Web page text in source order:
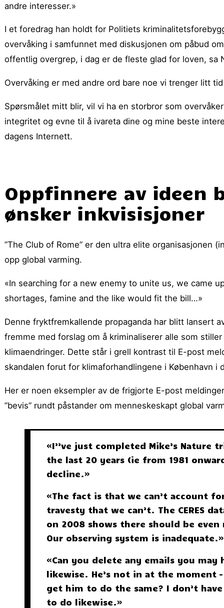
andre interesser.»
I et foredrag han holdt for Politiets
overvåking i samfunnet med diskusjonen om påbud
offentlig overgrep, i dag er de fleste glad for loven, sa
Overvåking er med andre ord bare noe vi trenger litt
Spørsmålet mitt blir, vil vi ha en storbror som
integritet og evne til å ivareta dine og mine beste
dagens Internett.
Oppfinnere av ideen
ønsker inkvisisjoner
”The Club of Rome” er den ultra elite organisasjonen
opp global varming.
«In searching for a new enemy to unite us, we came
shortages, famine and the like would fit the bill…»
Denne fryktfremkallende propaganda har blitt lansert
fremme med forslag om å kriminaliserer alle som
klimaendringer. Dette står i grell kontrast til E-post
skandalen forut for klimaforhandlingene i København i
Her er noen eksempler av de frigjorte E-post
”bevis” rundt påstander om menneskeskapt global
«I’’ve just completed Mike’s
the last 20 years (ie from 1981
decline.»
«The fact is that we can’t account
travesty that we can’t. The CERES
on 2008 shows there should be
Our observing system is
«Can you delete any emails you
likewise. He’s not in at the moment
get him to do the same? I don’t
to do likewise.»